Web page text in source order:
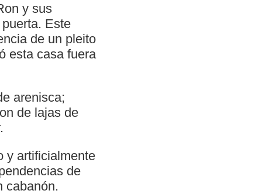
y sus
Este
de un pleito
esta casa fuera
arenisca;
de lajas de
y artificialmente
de
cabanón.